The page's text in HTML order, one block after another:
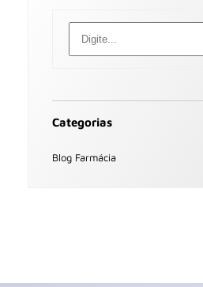
Categorias
Blog Farmácia